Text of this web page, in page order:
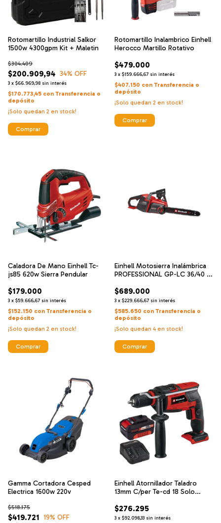
Rotomartillo Industrial Salkor
1500w 4300gpm Kit + Maletin
$200.909,94
$304.409
34% OFF
3 x $66.969,98 sin interés
$170.773,45 con Transferencia o
depósito
¡Solo quedan 2 en stock!
Comprar
Rotomartillo Inalambrico Einhell
Herocco Martillo Rotativo
$479.000
3 x $159.666,67 sin interés
$407.150 con Transferencia o
depósito
¡Solo quedan 2 en stock!
Comprar
Caladora De Mano Einhell Tc-
js85 620w Sierra Pendular
$179.000
3 x $59.666,67 sin interés
$152.150 con Transferencia o
depósito
¡Solo quedan 2 en stock!
Comprar
Einhell Motosierra Inalámbrica
PROFESSIONAL GP-LC 36/40 Li
$689.000
3 x $229.666,67 sin interés
$585.650 con Transferencia o
depósito
¡Solo quedan 4en stock!
Gamma Cortadora Cesped
Electrica 1600w 220v
$419.721
$518.175
19% OFF
Einhell Atornillador Taladro
13mm C/per Te-cd 18 Solo
Alta Velocidad Y Bateria 18 V 4
Ah
$276.295
3 x $92.098,33 sin interés